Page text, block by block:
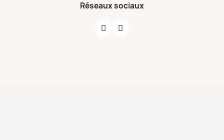
Réseaux sociaux